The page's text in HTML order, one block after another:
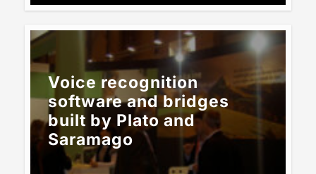
Voice recognition
software and bridges
built by Plato and
Saramago